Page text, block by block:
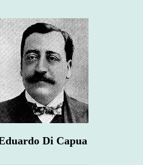
Di Capua